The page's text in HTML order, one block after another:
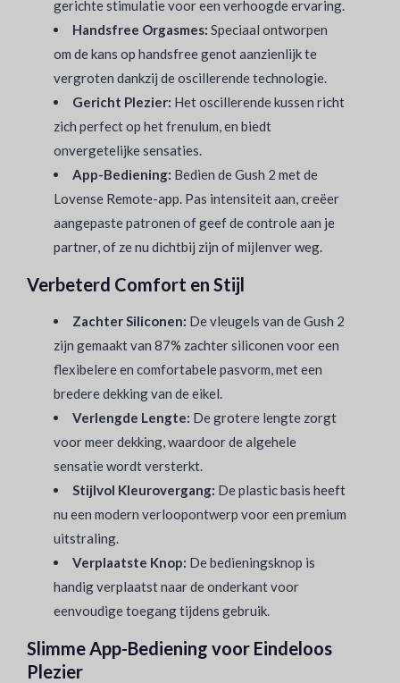
gerichte stimulatie voor een verhoogde ervaring.
Handsfree Orgasmes: Speciaal ontworpen
om de kans op handsfree genot aanzienlijk te
vergroten dankzij de oscillerende technologie.
Gericht Plezier: Het oscillerende kussen richt
zich perfect op het frenulum, en biedt
onvergetelijke sensaties.
App-Bediening: Bedien de Gush 2 met de
Lovense Remote-app. Pas intensiteit aan, creëer
aangepaste patronen of geef de controle aan je
partner, of ze nu dichtbij zijn of mijlenver weg.
Verbeterd Comfort en Stijl
Zachter Siliconen: De vleugels van de Gush 2
zijn gemaakt van 87% zachter siliconen voor een
flexibelere en comfortabele pasvorm, met een
bredere dekking van de eikel.
Verlengde Lengte: De grotere lengte zorgt
voor meer dekking, waardoor de algehele
sensatie wordt versterkt.
Stijlvol Kleurovergang: De plastic basis heeft
nu een modern verloopontwerp voor een premium
uitstraling.
Verplaatste Knop: De bedieningsknop is
handig verplaatst naar de onderkant voor
eenvoudige toegang tijdens gebruik.
Slimme App-Bediening voor Eindeloos
Plezier